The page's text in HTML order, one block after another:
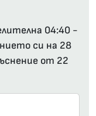
04:40 -
си на 28
от 22